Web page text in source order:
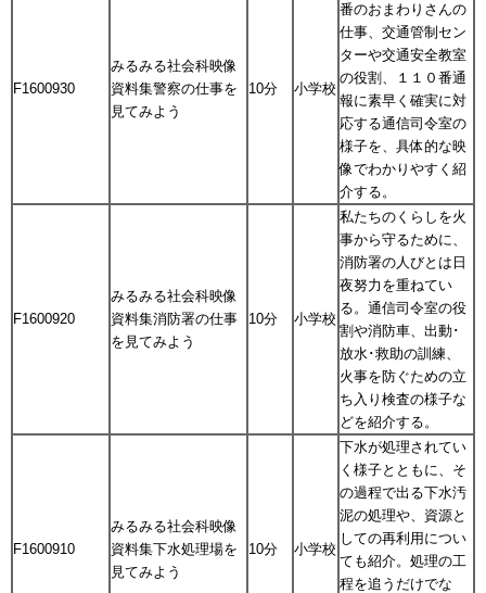
F1600930
みるみる社会科映像
資料集警察の仕事を
見てみよう
10分 小学校
番のおまわりさんの
仕事、交通管制セン
ターや交通安全教室
の役割、１１０番通
報に素早く確実に対
応する通信司令室の
様子を、具体的な映
像でわかりやすく紹
介する。
F1600920
みるみる社会科映像
資料集消防署の仕事
を見てみよう
10分 小学校
私たちのくらしを火
事から守るために、
消防署の人びとは日
夜努力を重ねてい
る。通信司令室の役
割や消防車、出動･
放水･救助の訓練、
火事を防ぐための立
ち入り検査の様子な
どを紹介する。
F1600910
みるみる社会科映像
資料集下水処理場を
見てみよう
10分 小学校
下水が処理されてい
く様子とともに、そ
の過程で出る下水汚
泥の処理や、資源と
しての再利用につい
ても紹介。処理の工
程を追うだけでな